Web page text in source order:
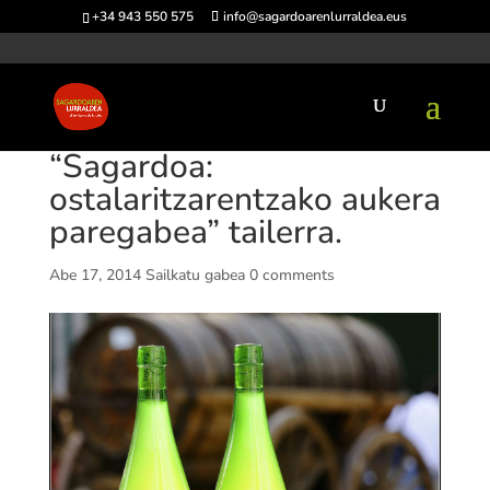
+34 943 550 575 info@sagardoarenlurraldea.eus
“Sagardoa:
ostalaritzarentzako aukera
paregabea” tailerra.
Abe 17, 2014 Sailkatu gabea 0 comments